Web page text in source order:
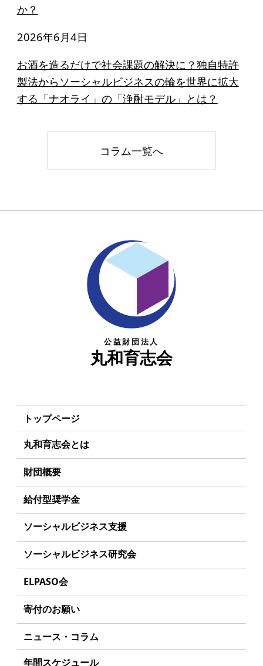
か？
2026年6月4日
お酒を造るだけで社会課題の解決に？独自特許
製法からソーシャルビジネスの輪を世界に拡大
する「ナオライ」の「浄酎モデル」とは？
コラム一覧へ
公益財団法人
丸和育志会
トップページ
丸和育志会とは
理事長あいさつ
丸和育志会の目指す未来
学生のみなさんへ
起業を考えているみなさんへ
応援したいみなさんへ
財団概要
理念
沿革
組織
年間スケジュール
定款
個人情報保護方針
アクセス
給付型奨学金
事業方針
募集要項
給付型奨学金とは
ソーシャルビジネス支援
事業方針
募集要項
ソーシャルビジネスとは
受賞者一覧
ソーシャルビジネス研究会
研究会のねらい
研究会一覧
ELPASO会
ELPASO会とは
会員限定ページ
寄付のお願い
お手続き
寄付支援者
ニュース・コラム
年間スケジュール